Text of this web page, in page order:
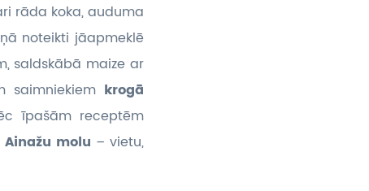
rāda koka, auduma
noteikti jāapmeklē
saldskābā maize ar
saimniekiem krogā
īpašām receptēm
Ainažu molu – vietu,